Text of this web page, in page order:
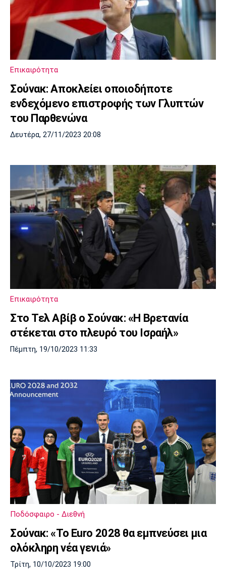
Επικαιρότητα
Σούνακ: Αποκλείει οποιοδήποτε
ενδεχόμενο επιστροφής των Γλυπτών
του Παρθενώνα
Δευτέρα, 27/11/2023 20:08
Επικαιρότητα
Στο Τελ Αβίβ ο Σούνακ: «Η Βρετανία
στέκεται στο πλευρό του Ισραήλ»
Πέμπτη, 19/10/2023 11:33
Ποδόσφαιρο - Διεθνή
Σούνακ: «To Euro 2028 θα εμπνεύσει μια
ολόκληρη νέα γενιά»
Τρίτη, 10/10/2023 19:00